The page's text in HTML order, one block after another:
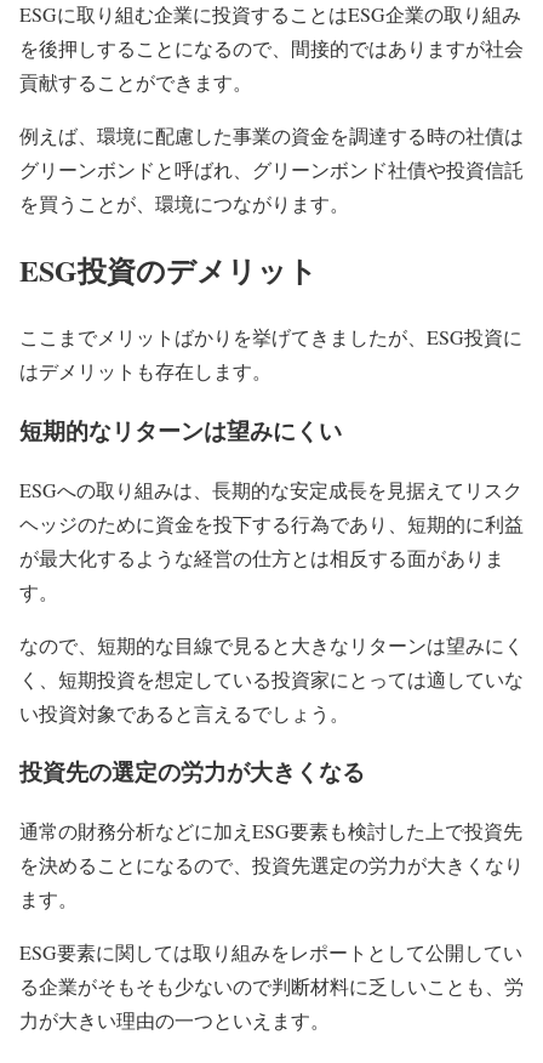
ESGに取り組む企業に投資することはESG企業の取り組み
を後押しすることになるので、間接的ではありますが社会
貢献することができます。
例えば、環境に配慮した事業の資金を調達する時の社債は
グリーンボンドと呼ばれ、グリーンボンド社債や投資信託
を買うことが、環境につながります。
ESG投資のデメリット
ここまでメリットばかりを挙げてきましたが、ESG投資に
はデメリットも存在します。
短期的なリターンは望みにくい
ESGへの取り組みは、長期的な安定成長を見据えてリスク
ヘッジのために資金を投下する行為であり、短期的に利益
が最大化するような経営の仕方とは相反する面がありま
す。
なので、短期的な目線で見ると大きなリターンは望みにく
く、短期投資を想定している投資家にとっては適していな
い投資対象であると言えるでしょう。
投資先の選定の労力が大きくなる
通常の財務分析などに加えESG要素も検討した上で投資先
を決めることになるので、投資先選定の労力が大きくなり
ます。
ESG要素に関しては取り組みをレポートとして公開してい
る企業がそもそも少ないので判断材料に乏しいことも、労
力が大きい理由の一つといえます。